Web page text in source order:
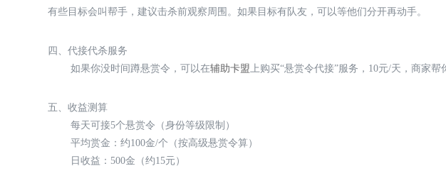
有些目标会叫帮手，建议击杀前观察周围。如果目标有队友，可以等他们分开再动手。
四、代接代杀服务
如果你没时间蹲悬赏令，可以在辅助卡盟上购买“悬赏令代接”服务，10元/天，商家
五、收益测算
每天可接5个悬赏令（身份等级限制）
平均赏金：约100金/个（按高级悬赏令算）
日收益：500金（约15元）